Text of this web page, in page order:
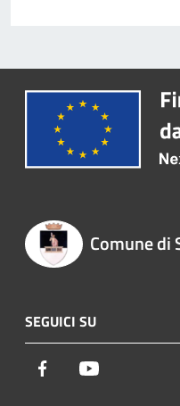
Comune di
SEGUICI SU
Facebook